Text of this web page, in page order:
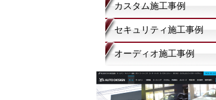
カスタム施工事例
セキュリティ施工事例
オーディオ施工事例